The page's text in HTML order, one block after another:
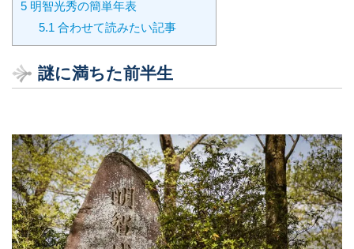
5 明智光秀の簡単年表
5.1 合わせて読みたい記事
謎に満ちた前半生